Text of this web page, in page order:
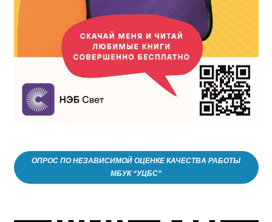
ОПРОС ПО НЕЗАВИСИМОЙ ОЦЕНКЕ КАЧЕСТВА РАБОТЫ
МБУК “УЦБС”